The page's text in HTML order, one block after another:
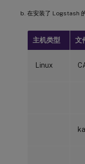
在安装了 Logstash
主机类型 文
Linux